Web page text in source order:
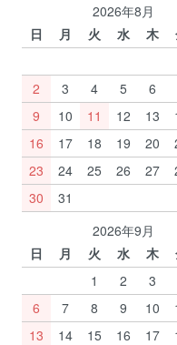
2026年8月
日
月 火 水 木
2
3 4 5 6
9
10 11 12 13
16
17 18 19 20
23
24 25 26 27
30
31
2026年9月
日
月 火 水 木
1
2 3
6
7 8 9 10
13
14 15 16 17